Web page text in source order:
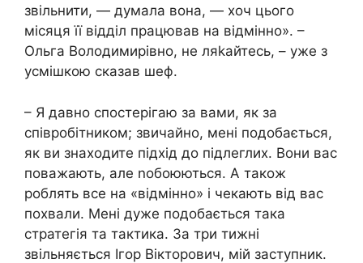
звільнити, — думала вона, — хоч цього
місяця її відділ працював на відмінно». –
Ольга Володимирівно, не ляkайтесь, – уже з
усмішкою сказав шеф.
– Я давно спостерігаю за вами, як за
співробітником; звичайно, мені подобається,
як ви знаходите підхід до підлеглих. Вони вас
поважають, але nобоюються. А також
роблять все на «відмінно» і чекають від вас
похвали. Мені дуже подобається така
стратегія та тактика. За три тижні
звільняється Ігор Вікторович, мій заступник.